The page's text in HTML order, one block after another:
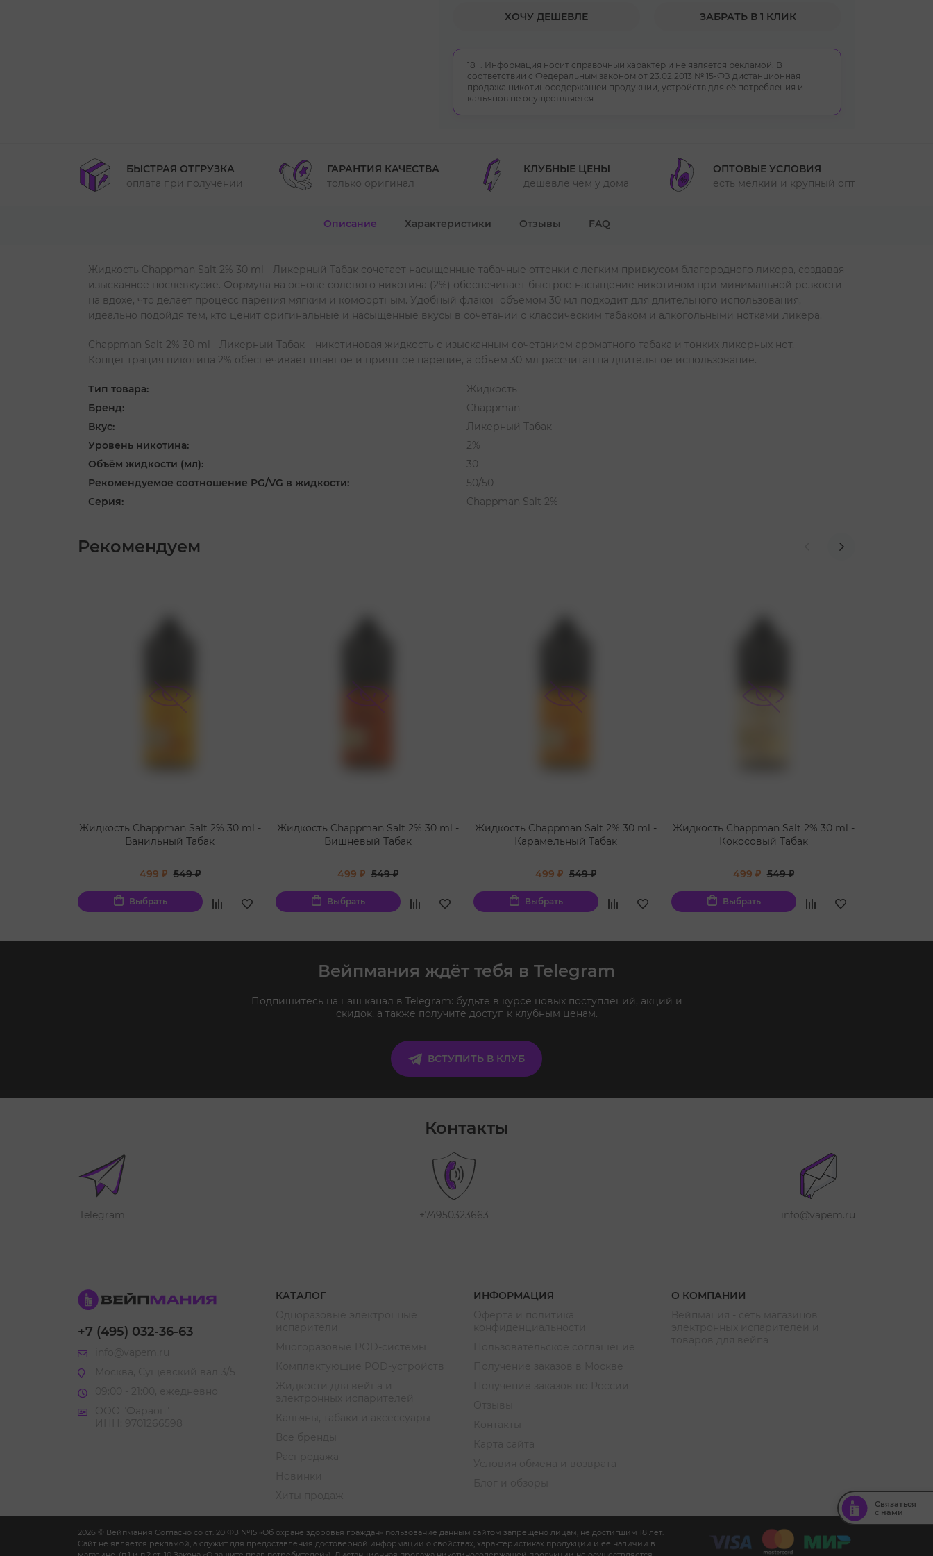
ХОЧУ ДЕШЕВЛЕ ЗАБРАТЬ В 1 КЛИК
18+. Информация носит справочный характер и не является рекламой. В
соответствии с Федеральным законом от 23.02.2013 № 15-ФЗ дистанционная
продажа никотиносодержащей продукции, устройств для её потребления и
кальянов не осуществляется.
БЫСТРАЯ ОТГРУЗКА
оплата при получении
ГАРАНТИЯ КАЧЕСТВА
только оригинал
КЛУБНЫЕ ЦЕНЫ
дешевле чем у дома
ОПТОВЫЕ УСЛОВИЯ
есть мелкий и крупный опт
Описание Характеристики Отзывы FAQ
Жидкость Chappman Salt 2% 30 ml - Ликерный Табак сочетает насыщенные табачные оттенки с легким привкусом благородного ликера, создавая
изысканное послевкусие. Формула на основе солевого никотина (2%) обеспечивает быстрое насыщение никотином при минимальной резкости
на вдохе, что делает процесс парения мягким и комфортным. Удобный флакон объемом 30 мл подходит для длительного использования,
идеально подойдя тем, кто ценит оригинальные и насыщенные вкусы в сочетании с классическим табаком и алкогольными нотками ликера.
Chappman Salt 2% 30 ml - Ликерный Табак – никотиновая жидкость с изысканным сочетанием ароматного табака и тонких ликерных нот.
Концентрация никотина 2% обеспечивает плавное и приятное парение, а объем 30 мл рассчитан на длительное использование.
Тип товара:
Жидкость
Бренд:
Chappman
Вкус:
Ликерный Табак
Уровень никотина:
2%
Объём жидкости (мл):
30
Рекомендуемое соотношение PG/VG в жидкости:
50/50
Серия:
Chappman Salt 2%
Рекомендуем
Жидкость Chappman Salt 2% 30 ml -
Ванильный Табак
499 ₽ 549 ₽
Выбрать
Жидкость Chappman Salt 2% 30 ml -
Вишневый Табак
499 ₽ 549 ₽
Выбрать
Жидкость Chappman Salt 2% 30 ml -
Карамельный Табак
499 ₽ 549 ₽
Выбрать
Жидкость Chappman Salt 2% 30 ml -
Кокосовый Табак
499 ₽ 549 ₽
Выбрать
Вейпмания ждёт тебя в Telegram
Подпишитесь на наш канал в Telegram: будьте в курсе новых поступлений, акций и
скидок, а также получите доступ к клубным ценам.
ВСТУПИТЬ В КЛУБ
Контакты
Telegram +74950323663 info@vapem.ru
+7 (495) 032-36-63
КАТАЛОГ
ИНФОРМАЦИЯ
О КОМПАНИИ
2026 © Вейпмания Согласно со ст. 20 ФЗ №15 «Об охране здоровья граждан» пользование данным сайтом запрещено лицам, не достигшим 18 лет.
Сайт не является рекламой, а служит для предоставления достоверной информации о свойствах, характеристиках продукции и её наличии в
Связаться
с нами